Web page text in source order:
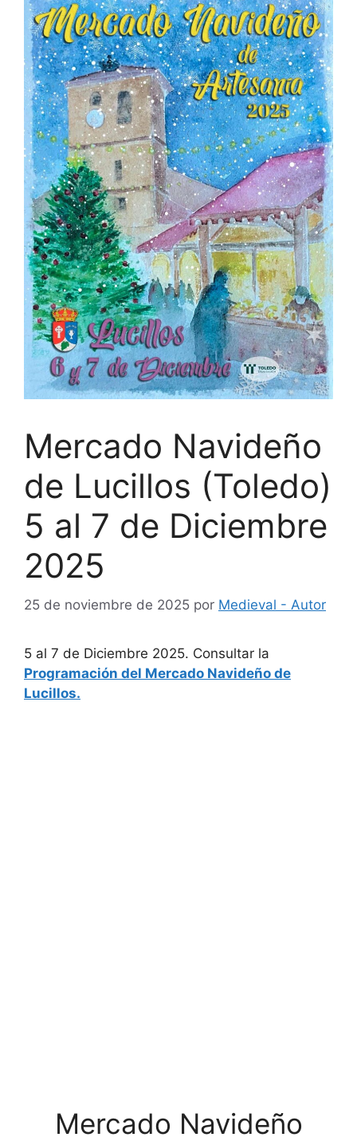
Mercado Navideño
de Lucillos (Toledo)
5 al 7 de Diciembre
2025
25 de noviembre de 2025 por Medieval - Autor
5 al 7 de Diciembre 2025. Consultar la
Programación del Mercado Navideño de
Lucillos.
Mercado Navideño